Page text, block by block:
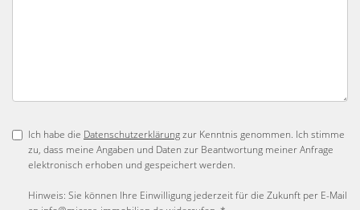
Ich habe die Datenschutzerklärungzur Kenntnis genommen. Ich stimme
zu, dass meine Angaben und Daten zur Beantwortung meiner Anfrage
elektronisch erhoben und gespeichert werden.
Hinweis: Sie können Ihre Einwilligung jederzeit für die Zukunft per E-Mail